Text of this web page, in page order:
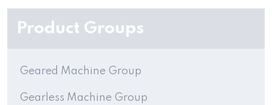
Product Groups
Geared Machine Group
Gearless Machine Group